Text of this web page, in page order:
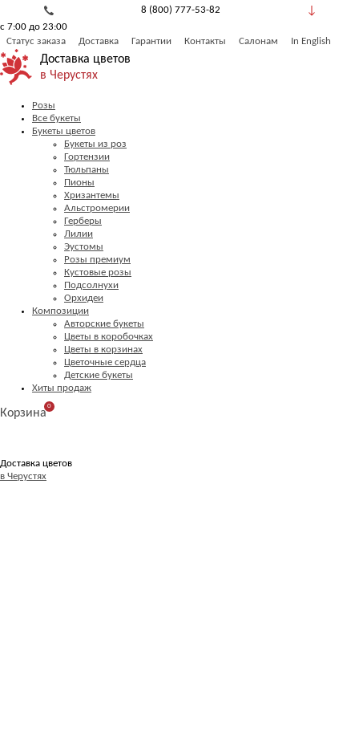
8 (800) 777-53-82
с 7:00 до 23:00
Статус заказа
Доставка Гарантии Контакты Салонам In English
Доставка цветов
в Черустях
Розы
Все букеты
Букеты цветов
Букеты из роз
Гортензии
Тюльпаны
Пионы
Хризантемы
Альстромерии
Герберы
Лилии
Эустомы
Розы премиум
Кустовые розы
Подсолнухи
Орхидеи
Композиции
Авторские букеты
Цветы в коробочках
Цветы в корзинах
Цветочные сердца
Детские букеты
Хиты продаж
Корзина
0
Доставка цветов
в Черустях